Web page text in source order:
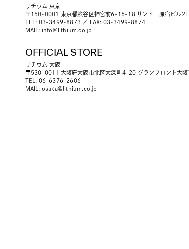
リチウム 東京
〒150-0001 東京都渋谷区神宮前6-16-18 サンドー原宿ビル2F
TEL: 03-3499-8873 ／ FAX: 03-3499-8874
MAIL: info@lithium.co.jp
OFFICIAL STORE
リチウム 大阪
〒530-0011 大阪府大阪市北区大深町4-20 グランフロント大阪
TEL: 06-6376-2606
MAIL: osaka@lithium.co.jp